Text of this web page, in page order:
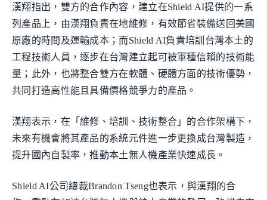
漢翔指出，雙方的合作內容，建立在Shield AI提供的一系
列產品上，由漢翔負責在地維修，有效節省裝備送回美國
原廠的時間及運輸成本；而Shield AI負責培訓台灣本土的
工程技術人員，逐步在台灣建立起可被軍種信賴的技術能
量；此外，也將整合雙方在軟體、硬體方面的技術優勢，
共同打造高性能且具備價格競爭力的產品。
漢翔表示，在「維修、培訓、技術整合」的合作架構下，
未來有機會將其產品的系統元件進一步更換成台灣製造，
提升國內自製率，推動本土無人機產業快速成長。
Shield AI公司總裁Brandon Tseng也表示，與漢翔的合